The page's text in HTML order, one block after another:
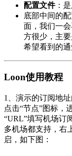
配置文件：
底部中间的
面，我们一
方很少，主要
希望看到的通
Loon使用教程
1、演示的订阅地
点击“节点”图标，
“URL”填写机场订
多机场都支持，右
启，如下图：